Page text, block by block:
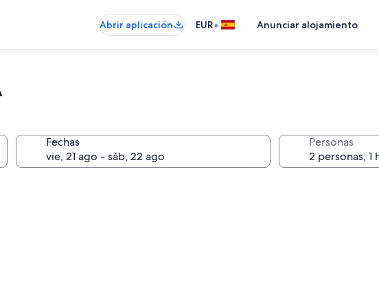
Abrir aplicación EUR• Anunciar alojamiento
Fechas Personas